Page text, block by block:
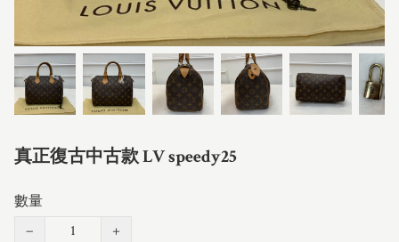
真正復古中古款 LV speedy25
數量
−
+